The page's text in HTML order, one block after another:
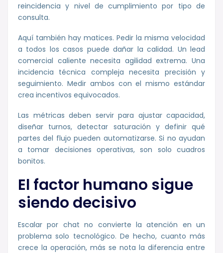
reincidencia y nivel de cumplimiento por tipo de
consulta.
Aquí también hay matices. Pedir la misma velocidad
a todos los casos puede dañar la calidad. Un lead
comercial caliente necesita agilidad extrema. Una
incidencia técnica compleja necesita precisión y
seguimiento. Medir ambos con el mismo estándar
crea incentivos equivocados.
Las métricas deben servir para ajustar capacidad,
diseñar turnos, detectar saturación y definir qué
partes del flujo pueden automatizarse. Si no ayudan
a tomar decisiones operativas, son solo cuadros
bonitos.
El factor humano sigue
siendo decisivo
Escalar por chat no convierte la atención en un
problema solo tecnológico. De hecho, cuanto más
crece la operación, más se nota la diferencia entre